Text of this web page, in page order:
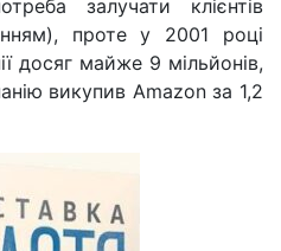
залучати клієнтів
проте у 2001 році
досяг майже 9 мільйонів,
викупив Amazon за 1,2